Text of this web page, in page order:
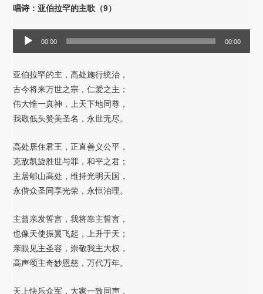
唱诗：亚伯拉罕的主歌（9）
放
器
00:00 00:00
亚伯拉罕的主，高处施行统治，
古今将来万世之宗，仁爱之主；
伟大惟一真神，上天下地同尊，
我敬低头赞美圣名，永世无尽。
高处居住君王，正直善义公平，
克敌凯旋胜世与罪，和平之君；
主居郇山高处，维持光明天国，
永偕众圣同享光荣，永恒治理。
主曾亲发誓言，我将靠主誓言，
也像天使振翼飞起，上升于天；
亲眼见主圣容，崇敬我主大权，
高声颂主奇妙恩慈，万代万年。
天上快乐众军，大家一致同声，